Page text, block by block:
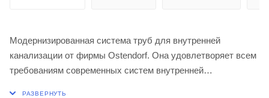
Модернизированная система труб для внутренней
канализации от фирмы Ostendorf. Она удовлетворяет всем
требованиям современных систем внутренней